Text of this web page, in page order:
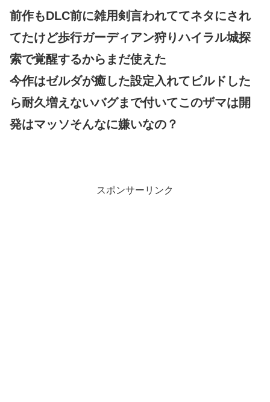
前作もDLC前に雑用剣言われててネタにされ
てたけど歩行ガーディアン狩りハイラル城探
索で覚醒するからまだ使えた
今作はゼルダが癒した設定入れてビルドした
ら耐久増えないバグまで付いてこのザマは開
発はマッソそんなに嫌いなの？
スポンサーリンク